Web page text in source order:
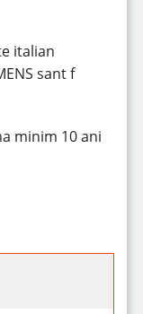
italian
sant f
minim 10 ani